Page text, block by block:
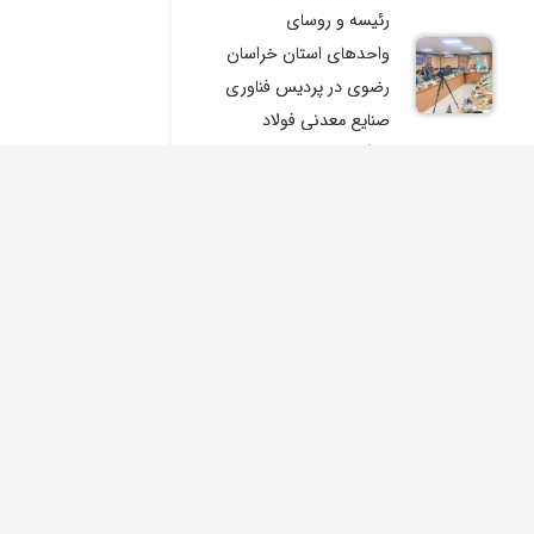
رئیسه و روسای
واحدهای استان خراسان
رضوی در پردیس فناوری
صنایع معدنی فولاد
سنگان